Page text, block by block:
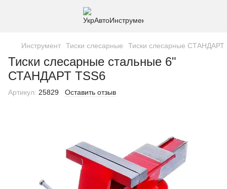
Инструмент Тиски слесарные Тиски слесарные СТАНДАРТ
Тиски слесарные стальные 6"
СТАНДАРТ TSS6
Артикул: 25829 Оставить отзыв